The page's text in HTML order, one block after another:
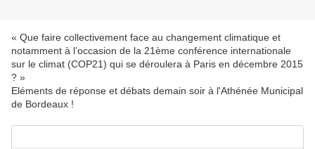
« Que faire collectivement face au changement climatique et
notamment à l’occasion de la 21ème conférence internationale
sur le climat (COP21) qui se déroulera à Paris en décembre 2015
? »
Eléments de réponse et débats demain soir à l'Athénée Municipal
de Bordeaux !